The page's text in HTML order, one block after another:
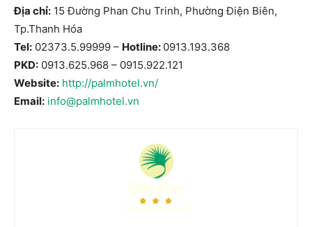
Địa chỉ: 15 Đường Phan Chu Trinh, Phường Điện Biên,
Tp.Thanh Hóa
Tel: 02373.5.99999 – Hotline: 0913.193.368
PKD: 0913.625.968 – 0915.922.121
Website: http://palmhotel.vn/
Email: info@palmhotel.vn